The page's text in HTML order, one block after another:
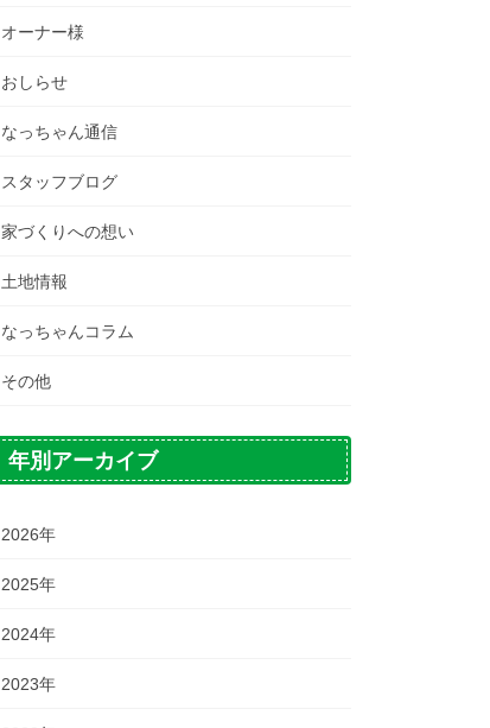
オーナー様
おしらせ
なっちゃん通信
スタッフブログ
家づくりへの想い
土地情報
なっちゃんコラム
その他
年別アーカイブ
2026年
2025年
2024年
2023年